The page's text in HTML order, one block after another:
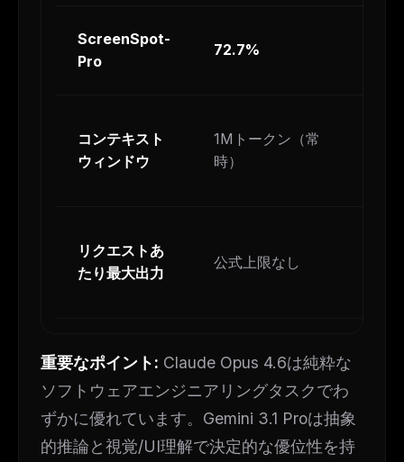
ScreenSpot-
Pro
72.7%
コンテキスト
ウィンドウ
1Mトークン（常
時）
リクエストあ
たり最大出力
公式上限なし
重要なポイント: Claude Opus 4.6は純粋な
ソフトウェアエンジニアリングタスクでわ
ずかに優れています。Gemini 3.1 Proは抽象
的推論と視覚/UI理解で決定的な優位性を持